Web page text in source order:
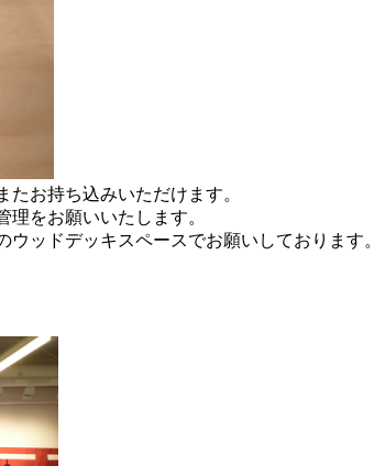
お持ち込みいただけます。
をお願いいたします。
ッドデッキスペースでお願いしております。